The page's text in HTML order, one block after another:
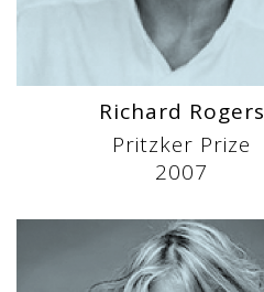
Richard Rogers
Pritzker Prize
2007